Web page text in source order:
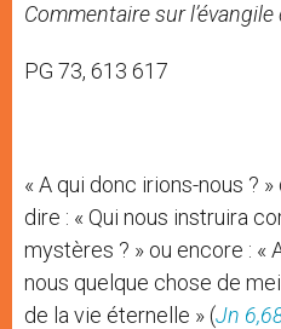
Commentaire sur l’évangile
PG 73, 613 617
« A qui donc irions-nous ?
dire : « Qui nous instruira
mystères ? » ou encore : «
nous quelque chose de
de la vie éternelle » (Jn